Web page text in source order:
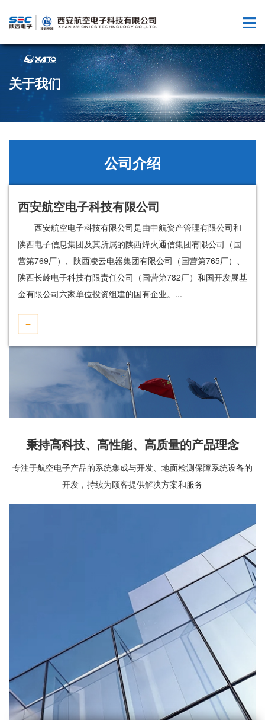
关于我们
公司介绍
西安航空电子科技有限公司
西安航空电子科技有限公司是由中航资产管理有限公司和
陕西电子信息集团及其所属的陕西烽火通信集团有限公司（国
营第769厂）、陕西凌云电器集团有限公司（国营第765厂）、
陕西长岭电子科技有限责任公司（国营第782厂）和国开发展基
金有限公司六家单位投资组建的国有企业。...
秉持高科技、高性能、高质量的产品理念
专注于航空电子产品的系统集成与开发、地面检测保障系统设备的
开发，持续为顾客提供解决方案和服务